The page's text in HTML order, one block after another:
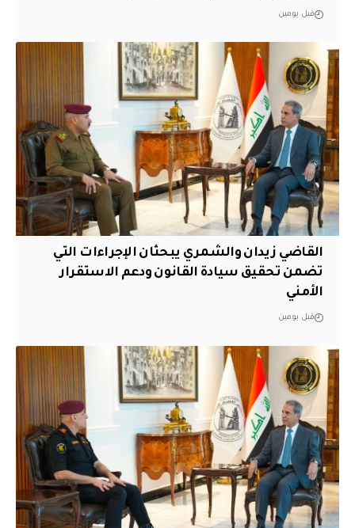
قبل يومين
القاضي زيدان والشمري يبحثان الإجراءات التي
تضمن تحقيق سيادة القانون ودعم الاستقرار
الأمني
قبل يومين